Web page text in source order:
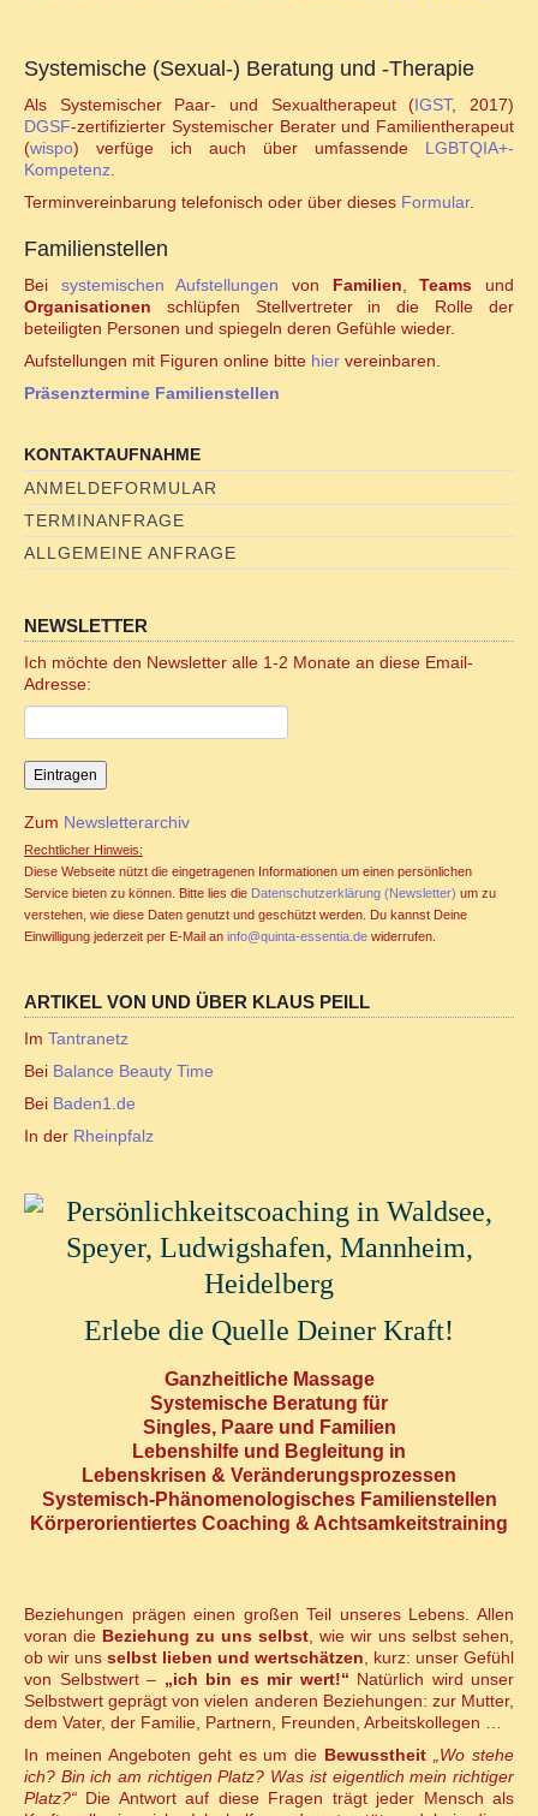
Tantranetz / Connection-Newsletter
Online Tantra Kongress 2020
Hara meets Wombpower
Tantramassage als alternative Heilmethode?
REIKI/WELLNESS
Reiki-Anwendung
Reiki-Wohlfühlmassage
Mobiler Service
TERMINKALENDER
Systemische (Sexual-) Beratung und -Therapie
Als Systemischer Paar- und Sexualtherapeut (IGST, 2017)
DGSF-zertifizierter Systemischer Berater und Familientherapeut
(wispo) verfüge ich auch über umfassende LGBTQIA+-
Kompetenz
Terminvereinbarung telefonisch oder über dieses Formular.
Familienstellen
Bei systemischen Aufstellungen von Familien ,Teams und
Organisationen schlüpfen Stellvertreter in die Rolle der
beteiligten Personen und spiegeln deren Gefühle wieder.
Aufstellungen mit Figuren online bitte hier vereinbaren.
Präsenztermine Familienstellen
KONTAKTAUFNAHME
ANMELDEFORMULAR
TERMINANFRAGE
ALLGEMEINE ANFRAGE
NEWSLETTER
Ich möchte den Newsletter alle 1-2 Monate an diese Email-
Adresse:
Zum Newsletterarchiv
Rechtlicher Hinweis:
Diese Webseite nützt die eingetragenen Informationen um einen persönlichen
Service bieten zu können. Bitte lies die Datenschutzerklärung (Newsletter) um zu
verstehen, wie diese Daten genutzt und geschützt werden. Du kannst Deine
Einwilligung jederzeit per E-Mail an info@quinta-essentia.de widerrufen.
ARTIKEL VON UND ÜBER KLAUS PEILL
Im Tantranetz
Bei Balance Beauty Time
Bei Baden1.de
In der Rheinpfalz
Erlebe die Quelle Deiner Kraft!
Ganzheitliche Massage
Systemische Beratung für
Singles, Paare und Familien
Lebenshilfe und Begleitung in
Lebenskrisen & Veränderungsprozessen
Systemisch-Phänomenologisches Familienstellen
Körperorientiertes Coaching & Achtsamkeitstraining
Beziehungen prägen einen großen Teil unseres Lebens. Allen
voran die Beziehung zu uns selbst , wie wir uns selbst sehen,
ob wir uns selbst lieben und wertschätzen , kurz: unser Gefühl
von Selbstwert – „ich bin es mir wert!“ Natürlich wird unser
Selbstwert geprägt von vielen anderen Beziehungen: zur Mutter,
dem Vater, der Familie, Partnern, Freunden, Arbeitskollegen …
In meinen Angeboten geht es um die Bewusstheit
„Wo stehe
ich? Bin ich am richtigen Platz? Was ist eigentlich mein richtiger
Platz?“ Die Antwort auf diese Fragen trägt jeder Mensch als